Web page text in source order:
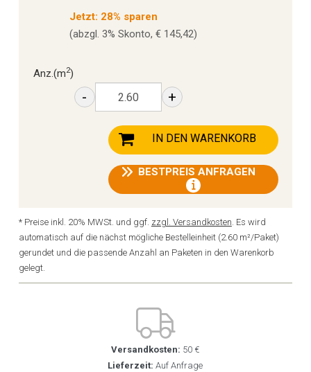
Jetzt: 28% sparen
(abzgl. 3% Skonto, € 145,42)
Anz.(m2)
- +
IN DEN WARENKORB
BESTPREIS ANFRAGEN
* Preise inkl. 20% MWSt. und ggf. zzgl. Versandkosten . Es wird
automatisch auf die nächst mögliche Bestelleinheit (2.60 m²/Paket)
gerundet und die passende Anzahl an Paketen in den Warenkorb
gelegt.
Versandkosten: 50 €
Lieferzeit: Auf Anfrage